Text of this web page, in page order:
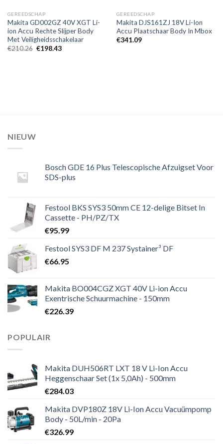
GEREEDSCHAP
Makita GD002GZ 40V XGT Li-
ion Accu Rechte Slijper Body
Met Veiligheidsschakelaar
€210.26 Oorspronkelijke
€198.43Huidige
GEREEDSCHAP
Makita DJS161ZJ 18V Li-Ion
Accu Plaatschaar Body In Mbox
€341.09
NIEUW
Bosch GDE 16 Plus Telescopische Afzuigset Voor
SDS-plus
Festool BKS SYS3 50mm CE 12-delige Bitset In
Cassette - PH/PZ/TX
€95.99
Festool SYS3 DF M 237 Systainer³ DF
€66.95
Makita BO004CGZ XGT 40V Li-ion Accu
Exentrische Schuurmachine - 150mm
€226.39
POPULAIR
Makita DUH506RT LXT 18 V Li-Ion Accu
Heggenschaar Set (1x 5,0Ah) - 500mm
€284.03
Makita DVP180Z 18V Li-Ion Accu Vacuümpomp
Body - 50L/min - 20Pa
€326.99